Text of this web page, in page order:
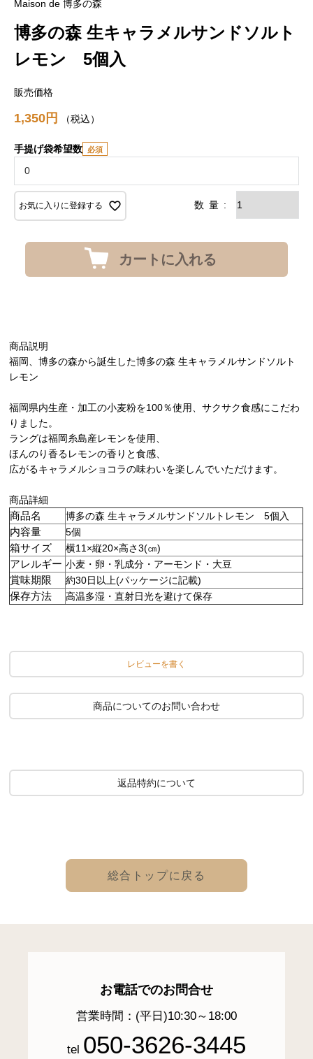
Maison de 博多の森
博多の森 生キャラメルサンドソルト
レモン 5個入
販売価格
1,350 税込
手提げ袋希望数
お気に入りに登録する
カートに入れる
商品説明
福岡、博多の森から誕生した博多の森 生キャラメルサンドソルト
レモン
福岡県内生産・加工の小麦粉を100％使用、サクサク食感にこだわ
りました。
ラングは福岡糸島産レモンを使用、
ほんのり香るレモンの香りと食感、
広がるキャラメルショコラの味わいを楽しんでいただけます。
商品詳細
商品名 博多の森 生キャラメルサンドソルトレモン 5個入
内容量 5個
箱サイズ 横11×縦20×高さ3(㎝)
アレルギー 小麦・卵・乳成分・アーモンド・大豆
賞味期限 約30日以上(パッケージに記載)
保存方法 高温多湿・直射日光を避けて保存
レビューを書く
商品についてのお問い合わせ
返品特約について
総合トップに戻る
お電話でのお問合せ
営業時間：(平日)10:30～18:00
tel 050-3626-3445